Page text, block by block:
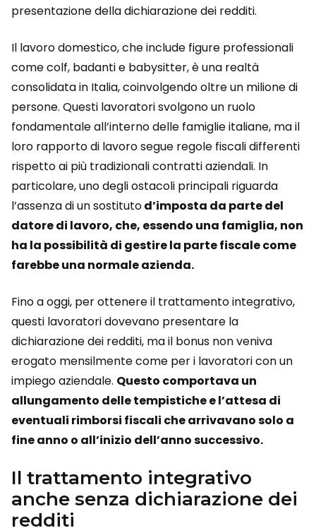
presentazione della dichiarazione dei redditi.
Il lavoro domestico, che include figure professionali
come colf, badanti e babysitter, è una realtà
consolidata in Italia, coinvolgendo oltre un milione di
persone. Questi lavoratori svolgono un ruolo
fondamentale all’interno delle famiglie italiane, ma il
loro rapporto di lavoro segue regole fiscali differenti
rispetto ai più tradizionali contratti aziendali. In
particolare, uno degli ostacoli principali riguarda
l’assenza di un sostitutod’imposta da parte del
datore di lavoro, che, essendo una famiglia, non
ha la possibilità di gestire la parte fiscale come
farebbe una normale azienda.
Fino a oggi, per ottenere il trattamento integrativo,
questi lavoratori dovevano presentare la
dichiarazione dei redditi, ma il bonus non veniva
erogato mensilmente come per i lavoratori con un
impiego aziendale. Questo comportava un
allungamento delle tempistiche e l’attesa di
eventuali rimborsi fiscali che arrivavano solo a
fine anno o all’inizio dell’anno successivo.
Il trattamento integrativo
anche senza dichiarazione dei
redditi